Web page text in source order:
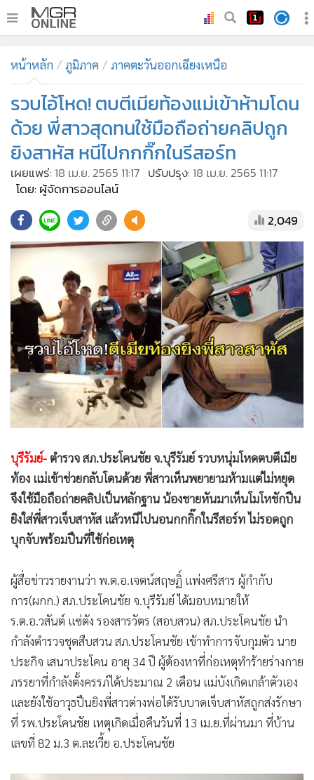
ทันเหตุการณ์
• ภาคใต้
ภูมิภาค
• บันเทิง
ผู้จัดการรายวัน
• ละคร
• CbizReview
Cyber BIZ
ผู้จัดกวน
Good health & Well-being
•
Green Innovation & SD
•
Management & HR
• MGR Live
• Infographic
• การเมือง
• กีฬา
• ต่างประเทศ
• Special Scoop
เศรษฐกิจ-ธุรกิจ
• ชุมชน-คุณภาพชีวิต
• อาชญากรรม
• Motoring
• เกม
• วิทยาศาสตร์
• SMEs
• หุ้น
• อินโดจีน
• กองทุนรวม
• Celeb Online
หน้าหลัก ภูมิภาค ภาคตะวันออกเฉียงเหนือ
รวบไอ้โหด! ตบตีเมียท้องแม่เข้าห้ามโดน
ด้วย พี่สาวสุดทนใช้มือถือถ่ายคลิปถูก
ยิงสาหัส หนีไปกกกิ๊กในรีสอร์ท
เผยแพร่: 18 เม.ย. 2565 11:17 ปรับปรุง: 18 เม.ย. 2565 11:17
โดย: ผู้จัดการออนไลน์
2,049
บุรีรัมย์-ตำรวจ สภ.ประโคนชัย จ.บุรีรัมย์ รวบหนุ่มโหดตบตีเมีย
ท้อง แม่เข้าช่วยกลับโดนด้วย พี่สาวเห็นพยายามห้ามแต่ไม่หยุด
จึงใช้มือถือถ่ายคลิปเป็นหลักฐาน น้องชายหันมาเห็นโมโหชักปืน
ยิงใส่พี่สาวเจ็บสาหัส แล้วหนีไปนอนกกกิ๊กในรีสอร์ท ไม่รอดถูก
บุกจับพร้อมปืนที่ใช้ก่อเหตุ
ผู้สื่อข่าวรายงานว่า พ.ต.อ.เจตน์สฤษฏิ์ แพ่งศรีสาร ผู้กำกับ
การ(ผกก.) สภ.ประโคนชัย จ.บุรีรัมย์ ได้มอบหมายให้
ร.ต.อ.วสันต์ แซ่ตัง รองสารวัตร (สอบสวน) สภ.ประโคนชัย นำ
กำลังตำรวจชุดสืบสวน สภ.ประโคนชัย เข้าทำการจับกุมตัว นาย
ประกิจ เสนาประโคน อายุ 34 ปี ผู้ต้องหาที่ก่อเหตุทำร้ายร่างกาย
ภรรยาที่กำลังตั้งครรภ์ได้ประมาณ 2 เดือน แม่บังเกิดเกล้าตัวเอง
และยังใช้อาวุธปืนยิงพี่สาวต่างพ่อได้รับบาดเจ็บสาหัสถูกส่งรักษา
ที่ รพ.ประโคนชัย เหตุเกิดเมื่อคืนวันที่ 13 เม.ย.ที่ผ่านมา ที่บ้าน
เลขที่ 82 ม.3 ต.ละเวี้ย อ.ประโคนชัย